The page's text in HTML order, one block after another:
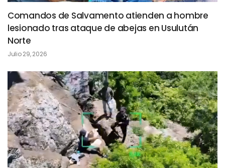
Comandos de Salvamento atienden a hombre
lesionado tras ataque de abejas en Usulután
Norte
Julio 29, 2026